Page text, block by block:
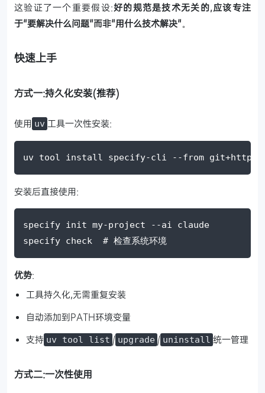
这验证了一个重要假设:好的规范是技术无关的,应该专注
于"要解决什么问题"而非"用什么技术解决" 。
快速上手
方式一:持久化安装(推荐)
使用 uv 工具一次性安装:
uv tool install specify-cli --from git+
安装后直接使用:
specify init my-project --ai claude
specify check # 检查系统环境
优势:
工具持久化,无需重复安装
自动添加到PATH环境变量
支持 uv tool list / upgrade / uninstall 统一管理
方式二:一次性使用